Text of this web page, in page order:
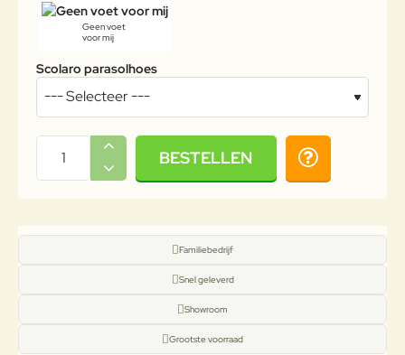
Geen voet
voor mij
Scolaro parasolhoes
BESTELLEN
Familiebedrijf
Snel geleverd
Showroom
Grootste voorraad